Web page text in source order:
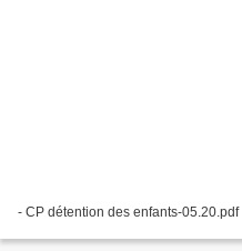
- CP détention des enfants-05.20.pdf